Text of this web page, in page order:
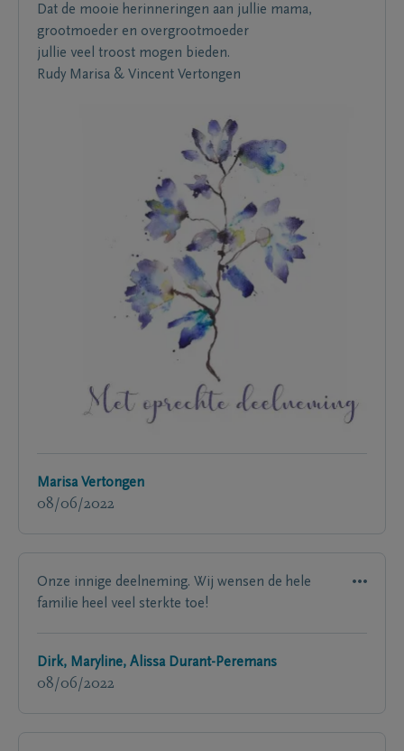
Dat de mooie herinneringen aan jullie mama,
grootmoeder en overgrootmoeder
jullie veel troost mogen bieden.
Rudy Marisa & Vincent Vertongen
Marisa Vertongen
08/06/2022
Onze innige deelneming. Wij wensen de hele
familie heel veel sterkte toe!
Dirk, Maryline, Alissa Durant-Peremans
08/06/2022